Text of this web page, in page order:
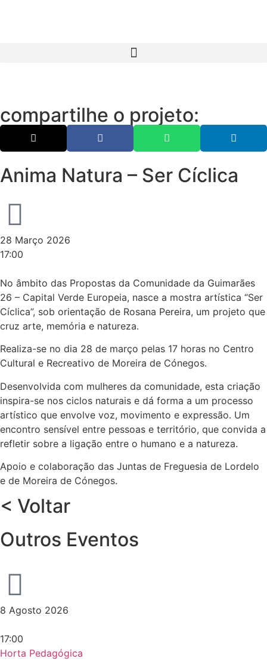
compartilhe o projeto:
Anima Natura – Ser Cíclica
28 Março 2026
17:00
No âmbito das Propostas da Comunidade da Guimarães
26 – Capital Verde Europeia, nasce a mostra artística “Ser
Cíclica”, sob orientação de Rosana Pereira, um projeto que
cruz arte, memória e natureza.
Realiza-se no dia 28 de março pelas 17 horas no Centro
Cultural e Recreativo de Moreira de Cónegos.
Desenvolvida com mulheres da comunidade, esta criação
inspira-se nos ciclos naturais e dá forma a um processo
artístico que envolve voz, movimento e expressão. Um
encontro sensível entre pessoas e território, que convida a
refletir sobre a ligação entre o humano e a natureza.
Apoio e colaboração das Juntas de Freguesia de Lordelo
e de Moreira de Cónegos.
< Voltar
Outros Eventos
8 Agosto 2026
17:00
Horta Pedagógica